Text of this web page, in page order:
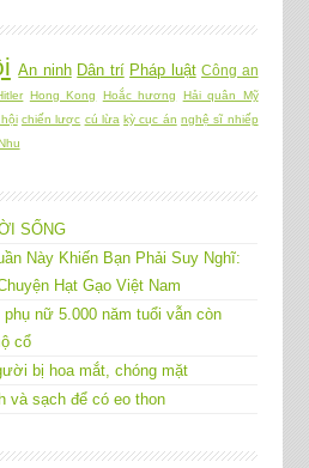
An ninh Dân trí Pháp luật Công an
Hong Kong Hoắc hương
Hải quân Mỹ
chiến lược cú lừa kỳ cục án nghệ sĩ nhiếp
SỐNG
Này Khiến Bạn Phải Suy Nghĩ:
Hạt Gạo Việt Nam
nữ 5.000 năm tuổi vẫn còn
cổ
bị hoa mắt, chóng mặt
và sạch để có eo thon